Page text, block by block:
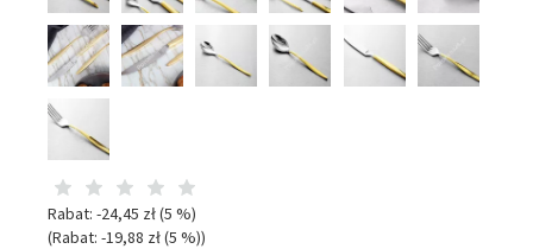
Rabat: -24,45 zł(5 %)
(Rabat: -19,88 zł(5 %))